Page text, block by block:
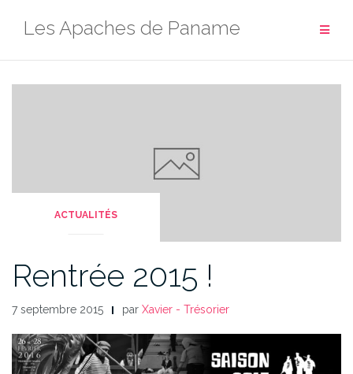
Les Apaches de Paname
ACTUALITÉS
Rentrée 2015 !
7 septembre 2015 par Xavier - Trésorier